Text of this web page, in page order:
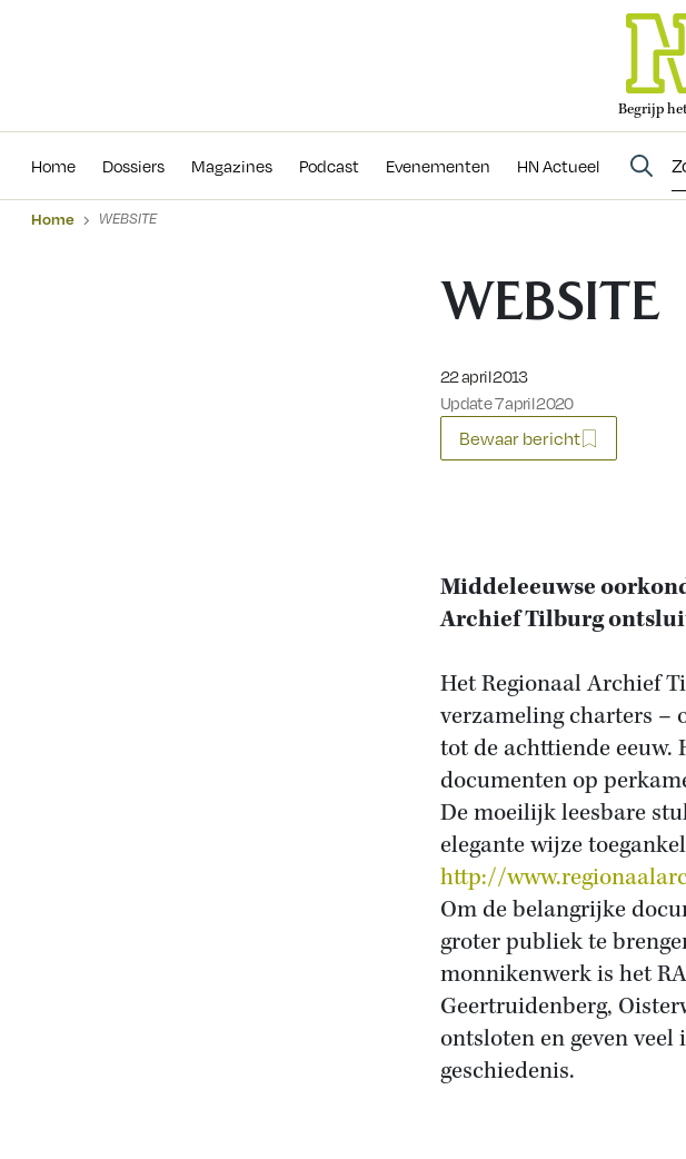
Begrijp
Home Dossiers Magazines Podcast Evenementen HN Actueel
Evenementen
Home WEBSITE
WEBSITE
Gepubliceerd op:
22 april 2013
Update 7 april 2020
Bewaar bericht
Middeleeuwse
Archief Tilburg
Het Regionaal Archief
verzameling charters –
tot de achttiende eeuw.
documenten op
De moeilijk leesbare
elegante wijze
http://
Om de belangrijke
groter publiek te
monnikenwerk is het
Geertruidenberg,
ontsloten en geven
geschiedenis.